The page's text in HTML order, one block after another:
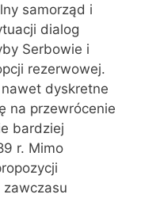
samorząd i
dialog
Serbowie i
rezerwowej.
nawet dyskretne
na przewrócenie
bardziej
r. Mimo
zawczasu